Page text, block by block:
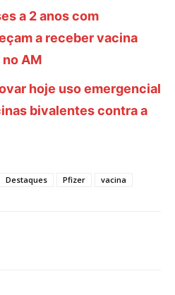
a 2 anos com
a receber vacina
AM
hoje uso emergencial
bivalentes contra a
Destaques Pfizer vacina